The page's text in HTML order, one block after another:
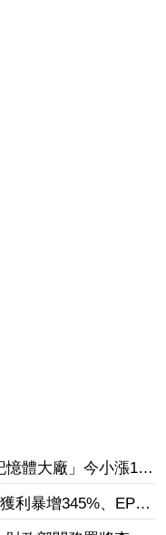
憶體大廠」今小漲1%
張、抱回7549萬元
利暴增345%、EPS